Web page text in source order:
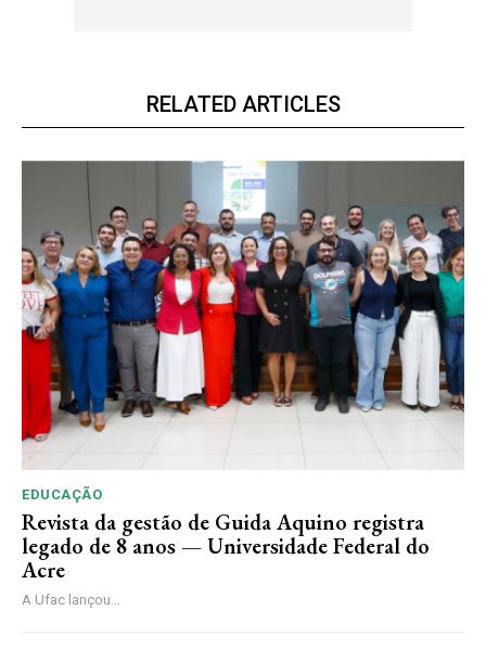
RELATED ARTICLES
EDUCAÇÃO
Revista da gestão de Guida Aquino registra
legado de 8 anos — Universidade Federal do
Acre
A Ufac lançou...